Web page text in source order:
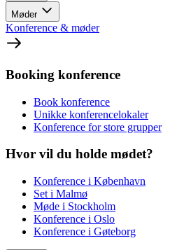
Møder
Konference & møder
Booking konference
Book konference
Unikke konferencelokaler
Konference for store grupper
Hvor vil du holde mødet?
Konference i København
Set i Malmø
Møde i Stockholm
Konference i Oslo
Konference i Gøteborg